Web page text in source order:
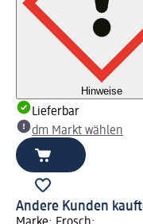
Hinweise
Lieferbar
dm Markt wählen
Andere Kunden